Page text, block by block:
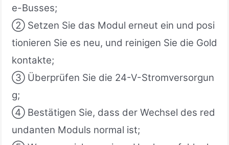
e-Busses;
② Setzen Sie das Modul erneut ein und posi
tionieren Sie es neu, und reinigen Sie die Gold
kontakte;
③ Überprüfen Sie die 24-V-Stromversorgun
g;
④ Bestätigen Sie, dass der Wechsel des red
undanten Moduls normal ist;